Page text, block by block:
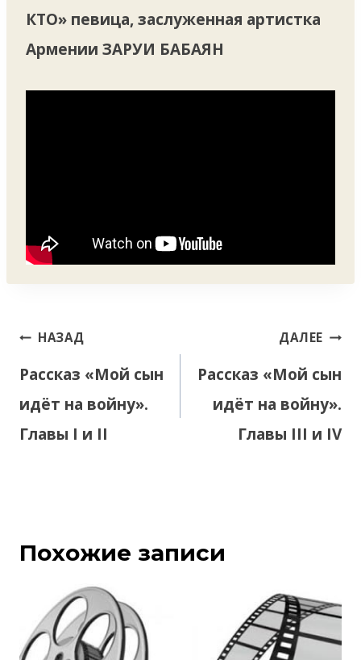
КТО» певица, заслуженная артистка
Армении ЗАРУИ БАБАЯН
Навигация
записям
НАЗАД
Рассказ «Мой сын
идёт на войну».
Главы I и II
ДАЛЕЕ
Рассказ «Мой сын
идёт на войну».
Главы III и IV
Похожие записи